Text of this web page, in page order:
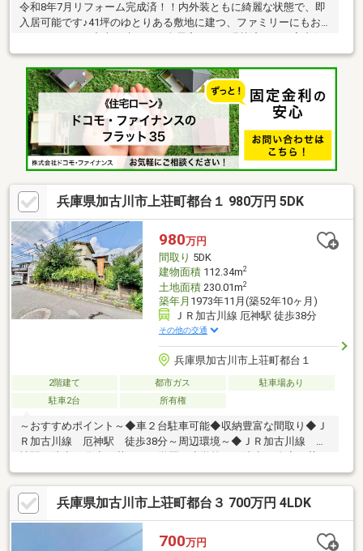
令和8年7月リフォーム完成済！！内外装ともに綺麗な状態で、即
入居可能です♪41坪のゆとりある敷地に建つ、ファミリーにもお
持ちよくお使いいただけます♪落ち着いた雰囲気の閑静な住宅街に
位置しながら、周辺には買い物施設や生活利便施設が多数揃って
おり、毎日の暮らしにも便利な住環境です！さらに家計にやさし
い都市ガス仕様なのも嬉しいポイントです♪住環境と利便性のバラ
ンスが取れたおすすめ物件を、ぜひ一度ご覧ください！
兵庫県加古川市上荘町都台１ 980万円 5DK
980万円
間取り 5DK
建物面積112.34m2
土地面積230.01m2
築年月 1973年11月(築52年10ヶ月)
ＪＲ加古川線 厄神駅 徒歩38分
その他の交通
兵庫県加古川市上荘町都台１
2階建て 都市ガス
駐車場あり
駐車2台
所有権
～おすすめポイント～◆車２台駐車可能◆収納豊富な間取り◆Ｊ
Ｒ加古川線 厄神駅 徒歩38分～周辺環境～◆ＪＲ加古川線 厄
らい学園（中学校） 徒歩24分
兵庫県加古川市上荘町都台３ 700万円 4LDK
700万円